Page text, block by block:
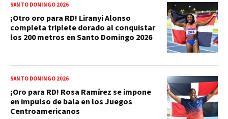
SANTO DOMINGO 2026
¡Otro oro para RD! Liranyi Alonso
completa triplete dorado al conquistar
los 200 metros en Santo Domingo 2026
SANTO DOMINGO 2026
¡Oro para RD! Rosa Ramírez se impone
en impulso de bala en los Juegos
Centroamericanos